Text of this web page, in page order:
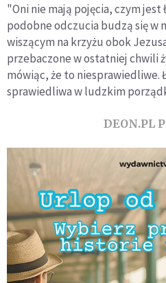
"Oni nie mają pojęcia, czym jest
podobne odczucia budzą się w
wiszącym na krzyżu obok
przebaczone w ostatniej chwili
mówiąc, że to niesprawiedliwe.
sprawiedliwa w ludzkim
DEON.PL